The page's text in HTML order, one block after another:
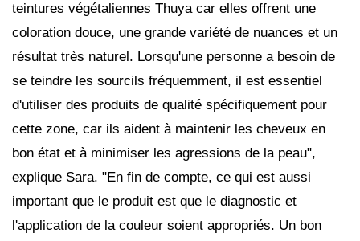
teintures végétaliennes Thuya car elles offrent une
coloration douce, une grande variété de nuances et un
résultat très naturel. Lorsqu'une personne a besoin de
se teindre les sourcils fréquemment, il est essentiel
d'utiliser des produits de qualité spécifiquement pour
cette zone, car ils aident à maintenir les cheveux en
bon état et à minimiser les agressions de la peau",
explique Sara. "En fin de compte, ce qui est aussi
important que le produit est que le diagnostic et
l'application de la couleur soient appropriés. Un bon